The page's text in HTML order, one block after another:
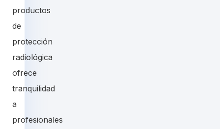
productos
de
protección
radiológica
ofrece
tranquilidad
a
profesionales